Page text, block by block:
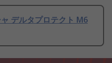
デルタプロテクト M6